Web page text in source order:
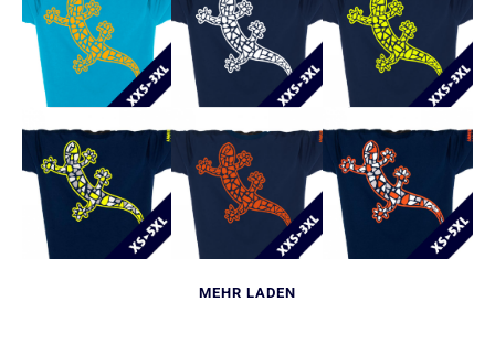
MEHR LADEN